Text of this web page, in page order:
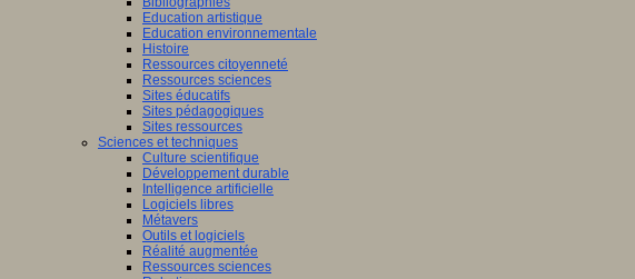
Education artistique
Education environnementale
Histoire
Ressources citoyenneté
Ressources sciences
Sites éducatifs
Sites pédagogiques
Sites ressources
Sciences et techniques
Culture scientifique
Développement durable
Intelligence artificielle
Logiciels libres
Métavers
Outils et logiciels
Réalité augmentée
Ressources sciences